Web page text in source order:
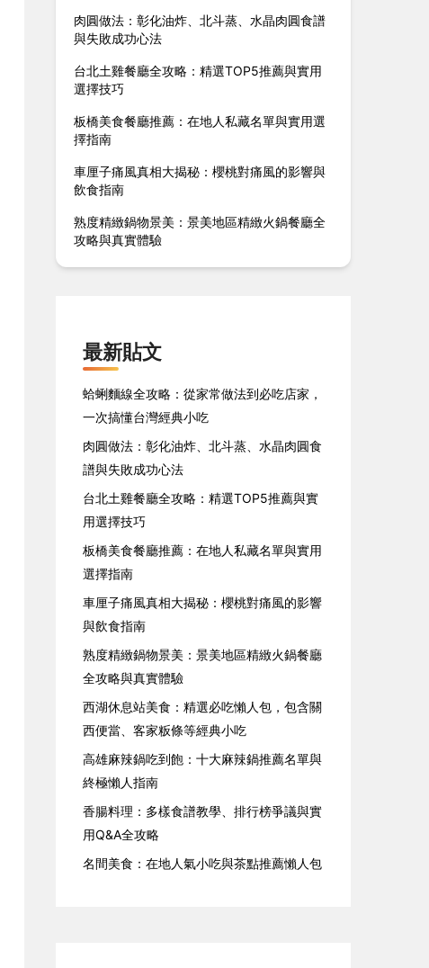
肉圓做法：彰化油炸、北斗蒸、水晶肉圓食譜
與失敗成功心法
台北土雞餐廳全攻略：精選TOP5推薦與實用
選擇技巧
板橋美食餐廳推薦：在地人私藏名單與實用選
擇指南
車厘子痛風真相大揭秘：櫻桃對痛風的影響與
飲食指南
熟度精緻鍋物景美：景美地區精緻火鍋餐廳全
攻略與真實體驗
最新貼文
蛤蜊麵線全攻略：從家常做法到必吃店家，
一次搞懂台灣經典小吃
肉圓做法：彰化油炸、北斗蒸、水晶肉圓食
譜與失敗成功心法
台北土雞餐廳全攻略：精選TOP5推薦與實
用選擇技巧
板橋美食餐廳推薦：在地人私藏名單與實用
選擇指南
車厘子痛風真相大揭秘：櫻桃對痛風的影響
與飲食指南
熟度精緻鍋物景美：景美地區精緻火鍋餐廳
全攻略與真實體驗
西湖休息站美食：精選必吃懶人包，包含關
西便當、客家粄條等經典小吃
高雄麻辣鍋吃到飽：十大麻辣鍋推薦名單與
終極懶人指南
香腸料理：多樣食譜教學、排行榜爭議與實
用Q&A全攻略
名間美食：在地人氣小吃與茶點推薦懶人包